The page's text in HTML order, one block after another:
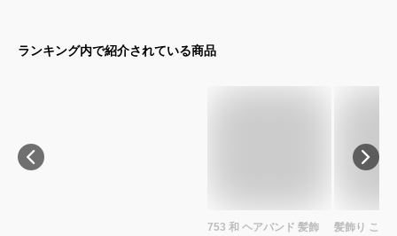
ランキング内で紹介されている商品
753 和 ヘアバンド 髪飾
髪飾り こど